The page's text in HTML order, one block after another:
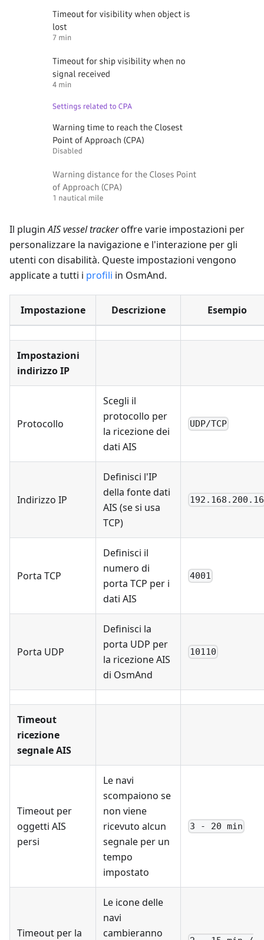
Il pluginAIS vessel trackeroffre varie impostazioni per
personalizzare la navigazione e l'interazione per gli
utenti con disabilità. Queste impostazioni vengono
applicate a tutti i profili in OsmAnd.
Impostazione Descrizione Esempio
Impostazioni
indirizzo IP
Protocollo
Scegli il
protocollo per
la ricezione dei
dati AIS
UDP/TCP
Indirizzo IP
Definisci l'IP
della fonte dati
AIS (se si usa
TCP)
192.168.200.16
Porta TCP
Definisci il
numero di
porta TCP per i
dati AIS
4001
Porta UDP
Definisci la
porta UDP per
la ricezione AIS
di OsmAnd
10110
Timeout
ricezione
segnale AIS
Timeout per
oggetti AIS
persi
Le navi
scompaiono se
non viene
ricevuto alcun
segnale per un
tempo
impostato
3 - 20 min
Timeout per la
Le icone delle
navi
cambieranno